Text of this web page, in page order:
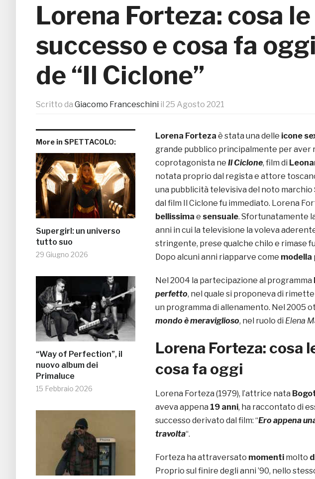
Lorena Forteza: cosa le
successo e cosa fa
de “Il Ciclone”
Scritto da Giacomo Franceschini il 25 Agosto 2021
More in SPETTACOLO:
Supergirl: un universo
tutto suo
29 Giugno 2026
“Way of Perfection”, il
nuovo album dei
Primaluce
15 Febbraio 2026
Lorena Forteza è stata una delle icone
grande pubblico principalmente per aver
coprotagonista ne Il Ciclone, film di
notata proprio dal regista e attore
una pubblicità televisiva del noto marchio
dal film Il Ciclone fu immediato. Lorena
bellissima e sensuale. Sfortunatamente
anni in cui la televisione la voleva
stringente, prese qualche chilo e rimase
Dopo alcuni anni riapparve come modella
Nel 2004 la partecipazione al programma
perfetto, nel quale si proponeva di
un programma di allenamento. Nel 2005
mondo è meraviglioso, nel ruolo di Elena
Lorena Forteza: cosa
cosa fa oggi
Lorena Forteza (1979), l’attrice nata
aveva appena 19 anni, ha raccontato di
successo derivato dal film: “Ero appena
travolta“.
Forteza ha attraversato momenti molto
Proprio sul finire degli anni ’90, nello